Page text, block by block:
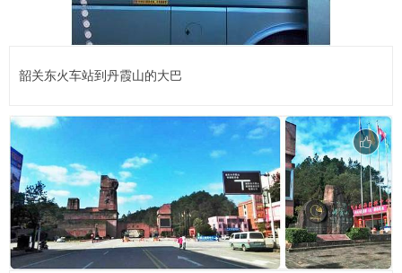
韶关东火车站到丹霞山的大巴